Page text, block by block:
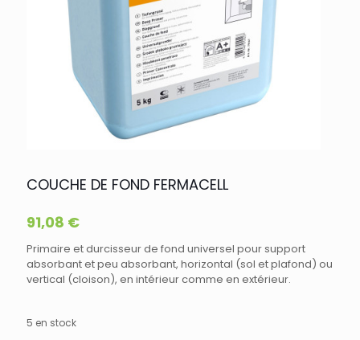
COUCHE DE FOND FERMACELL
91,08 €
Primaire et durcisseur de fond universel pour support
absorbant et peu absorbant, horizontal (sol et plafond) ou
vertical (cloison), en intérieur comme en extérieur.
5 en stock